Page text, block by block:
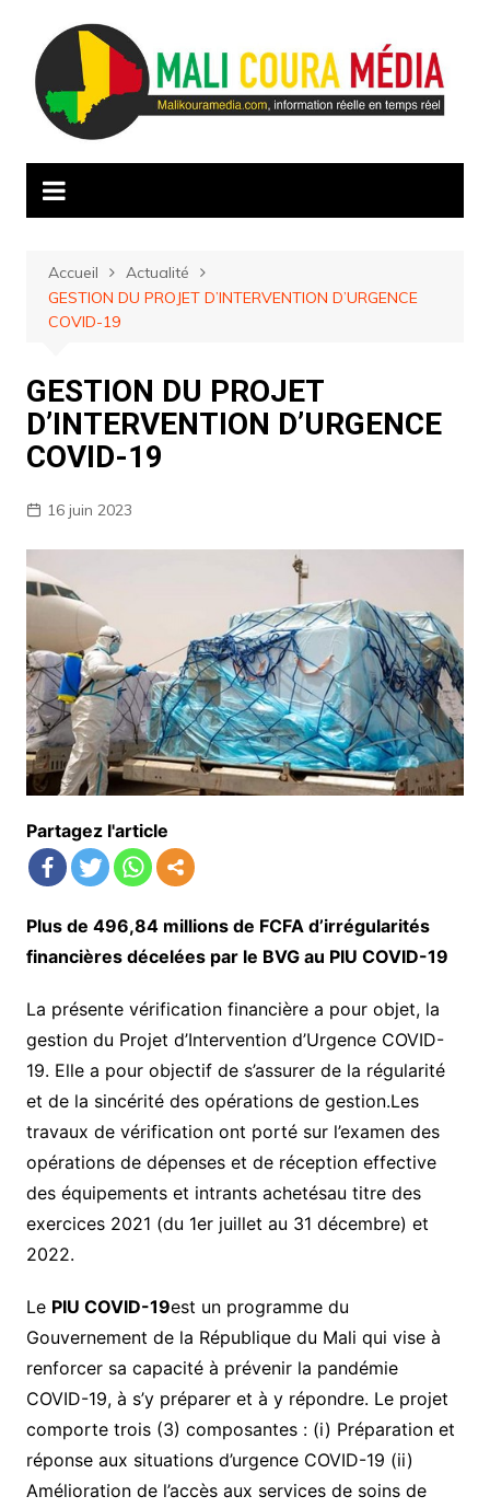
contenu
Accueil
Actualité
GESTION DU PROJET D’INTERVENTION D’URGENCE
COVID-19
GESTION DU PROJET
D’INTERVENTION D’URGENCE
COVID-19
16 juin 2023
Partagez l'article
Plus de 496,84 millions de FCFA d’irrégularités
financières décelées par le BVG au PIU COVID-19
La présente vérification financière a pour objet, la
gestion du Projet d’Intervention d’Urgence COVID-
19. Elle a pour objectif de s’assurer de la régularité
et de la sincérité des opérations de gestion.Les
travaux de vérification ont porté sur l’examen des
opérations de dépenses et de réception effective
des équipements et intrants achetésau titre des
exercices 2021 (du 1er juillet au 31 décembre) et
2022.
Le PIU COVID-19est un programme du
Gouvernement de la République du Mali qui vise à
renforcer sa capacité à prévenir la pandémie
COVID-19, à s’y préparer et à y répondre. Le projet
comporte trois (3) composantes : (i) Préparation et
réponse aux situations d’urgence COVID-19 (ii)
Amélioration de l’accès aux services de soins de